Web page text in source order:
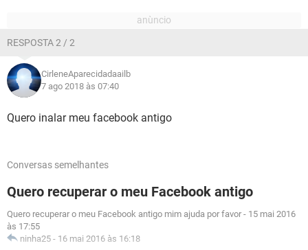
RESPOSTA 2 / 2
CirleneAparecidadaailb
7 ago 2018 às 07:40
Quero inalar meu facebook antigo
Conversas semelhantes
Quero recuperar o meu Facebook antigo
Quero recuperar o meu Facebook antigo mim ajuda por favor - 15 mai 2016
às 17:55
ninha25 - 16 mai 2016 às 16:18